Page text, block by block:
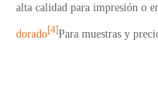
alta calidad para impresión o
dorado[4]Para muestras y